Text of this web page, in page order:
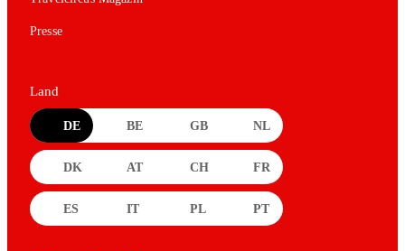
Presse
Land
DE BE GB NL
DK AT CH FR
ES IT PL PT